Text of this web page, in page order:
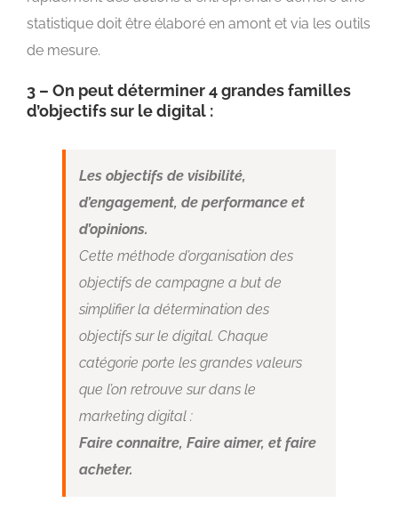
statistique doit être élaboré en amont et via les outils
de mesure.
3 – On peut déterminer 4 grandes familles
d’objectifs sur le digital :
Les objectifs de visibilité,
d’engagement, de performance et
d’opinions.
Cette méthode d’organisation des
objectifs de campagne a but de
simplifier la détermination des
objectifs sur le digital. Chaque
catégorie porte les grandes valeurs
que l’on retrouve sur dans le
marketing digital :
Faire connaitre, Faire aimer, et faire
acheter.